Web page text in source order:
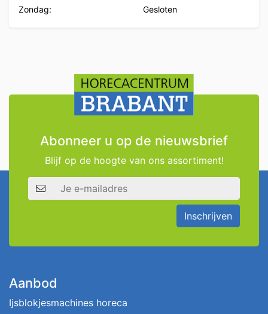
Zondag:
Gesloten
Abonneer u op de nieuwsbrief
Blijf op de hoogte van ons assortiment!
E-mailadres
Inschrijven
Aanbod
Ijsblokjesmachines horeca